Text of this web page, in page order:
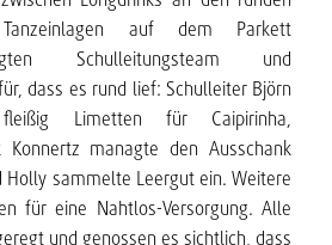
auf dem Parkett
Schulleitungsteam und
dass es rund lief: Schulleiter Björn
Limetten für Caipirinha,
Konnertz managte den Ausschank
Holly sammelte Leergut ein. Weitere
für eine Nahtlos-Versorgung. Alle
und genossen es sichtlich, dass